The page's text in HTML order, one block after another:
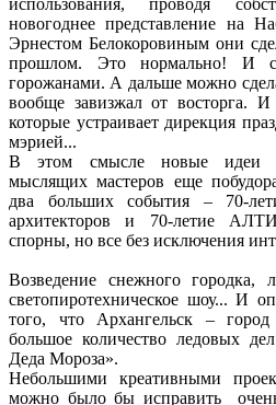
новогоднее представление на
Эрнестом Белокоровиным они
прошлом. Это нормально! И с
горожанами. А дальше можно
вообще завизжал от восторга. И
которые устраивает дирекция
мэрией...
В этом смысле новые идеи
мыслящих мастеров еще
два больших события – 70-
архитекторов и 70-летие
спорны, но все без исключения
Возведение снежного городка,
светопиротехническое шоу... И
того, что Архангельск – город
большое количество ледовых
Деда Мороза».
Небольшими креативными
можно было бы исправить